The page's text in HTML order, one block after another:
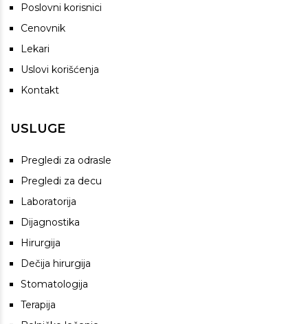
Poslovni korisnici
Cenovnik
Lekari
Uslovi korišćenja
Kontakt
USLUGE
Pregledi za odrasle
Pregledi za decu
Laboratorija
Dijagnostika
Hirurgija
Dečija hirurgija
Stomatologija
Terapija